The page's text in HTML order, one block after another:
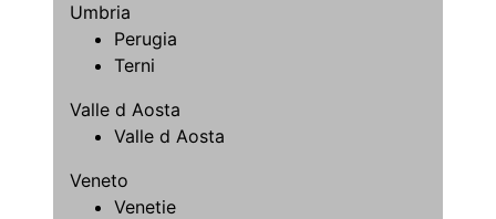
Umbria
Perugia
Terni
Valle d Aosta
Valle d Aosta
Veneto
Venetie